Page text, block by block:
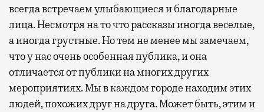
всегда встречаем улыбающиеся и благодарные
лица. Несмотря на то что рассказы иногда веселые,
а иногда грустные. Но тем не менее мы замечаем,
что у нас очень особенная публика, и она
отличается от публики на многих других
мероприятиях. Мы в каждом городе находим этих
людей, похожих друг на друга. Может быть, этим и